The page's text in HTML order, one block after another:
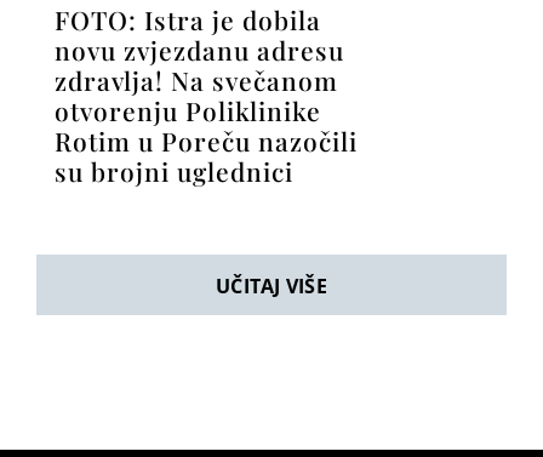
FOTO: Istra je dobila
novu zvjezdanu adresu
zdravlja! Na svečanom
otvorenju Poliklinike
Rotim u Poreču nazočili
su brojni uglednici
UČITAJ VIŠE